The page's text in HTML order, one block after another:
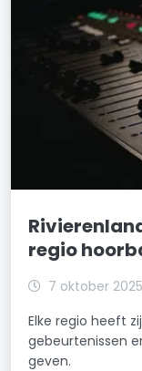
regio
7 oktober 2025
Elke regio heeft
gebeurtenissen
geven.